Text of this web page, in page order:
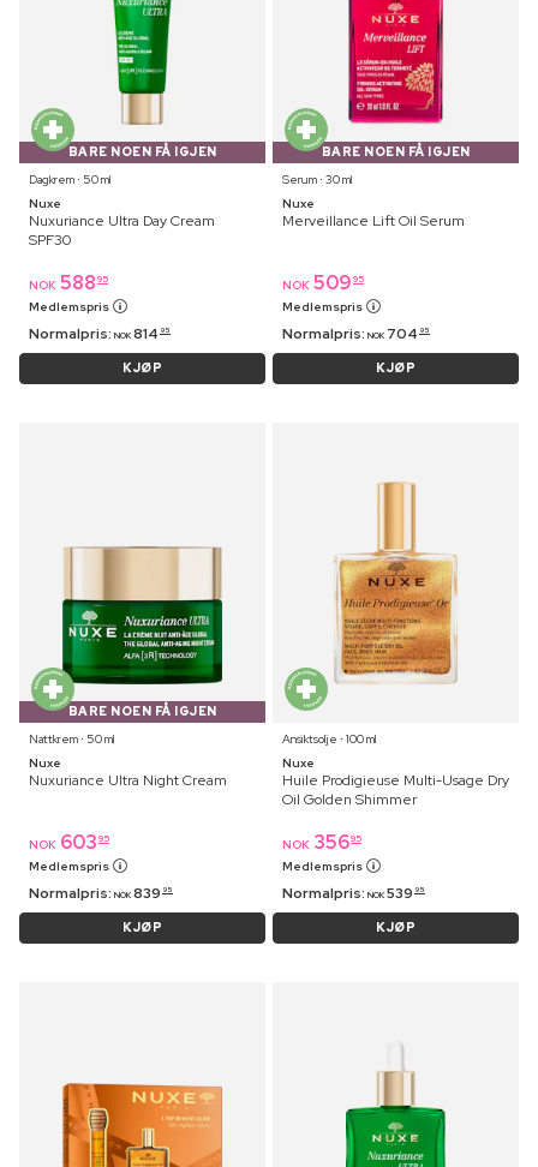
BARE NOEN FÅ IGJEN
Dagkrem ⋅ 50 ml
Nuxe
Nuxuriance Ultra Day Cream
SPF30
NOK 588 95
Medlemspris
Normalpris: NOK 814 95
KJØP
BARE NOEN FÅ IGJEN
Serum ⋅ 30 ml
Nuxe
Merveillance Lift Oil Serum
NOK 509 95
Medlemspris
Normalpris: NOK 704 95
KJØP
BARE NOEN FÅ IGJEN
Nattkrem ⋅ 50 ml
Nuxe
Nuxuriance Ultra Night Cream
NOK 603 95
Medlemspris
Normalpris: NOK 839 95
KJØP
Ansiktsolje ⋅ 100 ml
Nuxe
Huile Prodigieuse Multi-Usage Dry
Oil Golden Shimmer
NOK 35695
Medlemspris
Normalpris: NOK 539 95
KJØP